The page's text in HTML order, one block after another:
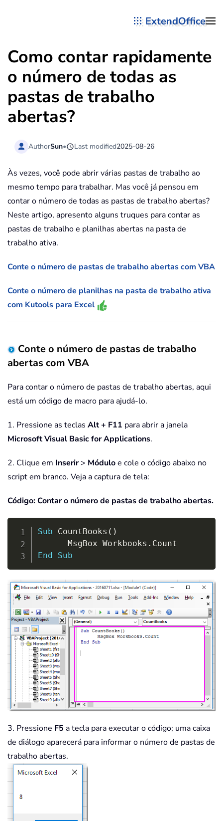
ExtendOffice
Como contar rapidamente
o número de todas as
pastas de trabalho
abertas?
AuthorSun• Last modified2025-08-26
Às vezes, você pode abrir várias pastas de trabalho ao
mesmo tempo para trabalhar. Mas você já pensou em
contar o número de todas as pastas de trabalho abertas?
Neste artigo, apresento alguns truques para contar as
pastas de trabalho e planilhas abertas na pasta de
trabalho ativa.
Conte o número de pastas de trabalho abertas com VBA
Conte o número de planilhas na pasta de trabalho ativa
com Kutools para Excel
Conte o número de pastas de trabalho
abertas com VBA
Para contar o número de pastas de trabalho abertas, aqui
está um código de macro para ajudá-lo.
1. Pressione as teclas Alt + F11 para abrir a janela
Microsoft Visual Basic for Applications.
2. Clique em Inserir> Móduloe cole o código abaixo no
script em branco. Veja a captura de tela:
Código: Contar o número de pastas de trabalho abertas.
Sub CountBooks ( )
      MsgBox Workbooks
.
End
Sub
3. Pressione F5 a tecla para executar o código; uma caixa
de diálogo aparecerá para informar o número de pastas de
trabalho abertas.